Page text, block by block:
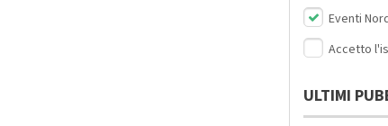
Eventi
Accetto
ULTIMI